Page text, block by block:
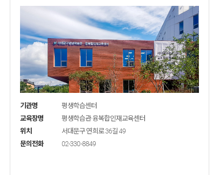
기관명
평생학습센터
교육장명
평생학습관·융복합인재교육센터
위치
서대문구 연희로 36길 49
문의전화
02-330-8849